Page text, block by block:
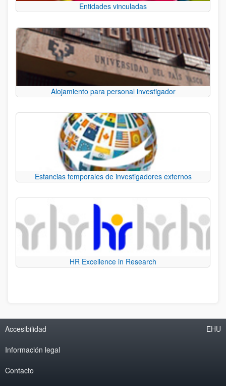
Entidades vinculadas
Alojamiento para personal investigador
Estancias temporales de investigadores externos
HR Excellence in Research
Accesibilidad
Información legal
Contacto
EHU